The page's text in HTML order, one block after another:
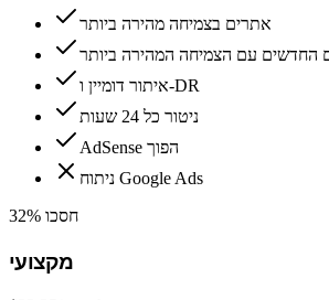
אתרים בצמיחה מהירה ביותר
החדשים עם הצמיחה המהירה ביותר
איתור דומיין ו-DR
ניטור כל 24 שעות
AdSense הפוך
ניתוח Google Ads
חסכו 32%
מקצועי